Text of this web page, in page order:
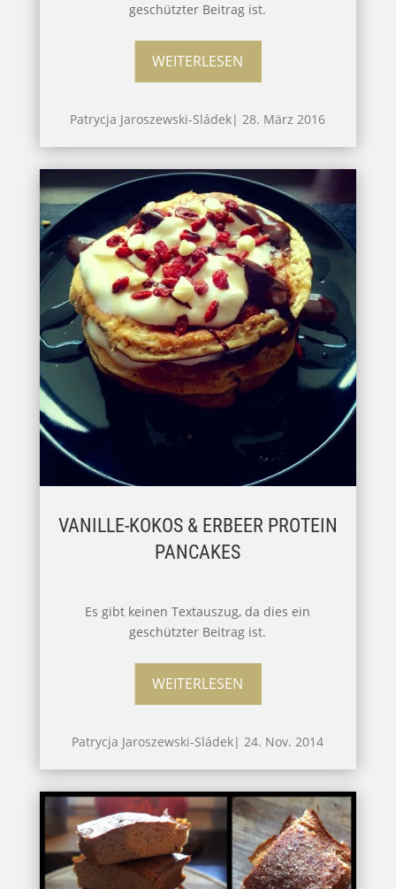
geschützter Beitrag ist.
WEITERLESEN
Patrycja Jaroszewski-Sládek|28. März 2016
VANILLE-KOKOS & ERBEER PROTEIN
PANCAKES
Es gibt keinen Textauszug, da dies ein
geschützter Beitrag ist.
WEITERLESEN
Patrycja Jaroszewski-Sládek|24. Nov. 2014